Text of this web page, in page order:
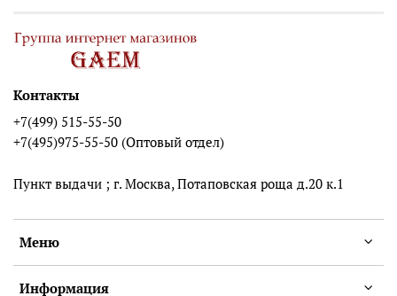
Меню
Информация
Контакты
+7(499) 515-55-50
+7(495)975-55-50 (Оптовый отдел)
Пункт выдачи ; г. Москва, Потаповская роща д.20 к.1